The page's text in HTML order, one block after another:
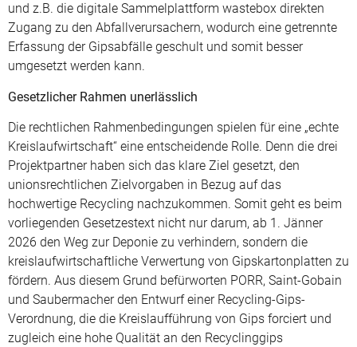
und z.B. die digitale Sammelplattform wastebox direkten
Zugang zu den Abfallverursachern, wodurch eine getrennte
Erfassung der Gipsabfälle geschult und somit besser
umgesetzt werden kann.
Gesetzlicher Rahmen unerlässlich
Die rechtlichen Rahmenbedingungen spielen für eine „echte
Kreislaufwirtschaft“ eine entscheidende Rolle. Denn die drei
Projektpartner haben sich das klare Ziel gesetzt, den
unionsrechtlichen Zielvorgaben in Bezug auf das
hochwertige Recycling nachzukommen. Somit geht es beim
vorliegenden Gesetzestext nicht nur darum, ab 1. Jänner
2026 den Weg zur Deponie zu verhindern, sondern die
kreislaufwirtschaftliche Verwertung von Gipskartonplatten zu
fördern. Aus diesem Grund befürworten PORR, Saint-Gobain
und Saubermacher den Entwurf einer Recycling-Gips-
Verordnung, die die Kreislaufführung von Gips forciert und
zugleich eine hohe Qualität an den Recyclinggips